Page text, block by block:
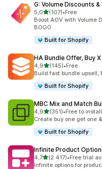
G: Volume Discounts &
5,0de 5 estrelas
(107)
107 total de avaliações
•Free
Boost AOV with Volume
BOGO
Built for Shopify
HA Bundle Offer, Buy X
4,9de 5 estrelas
(145)
145 total de avaliações
•Free
Build fast bundle upsell,
Built for Shopify
MBC Mix and Match
4,9de 5 estrelas
(351)
351 total de avaliações
•Free to install
Create buy one get one
Built for Shopify
Infinite Product
4,7de 5 estrelas
(2.417)
2417 total de avaliações
•Free trial
Infinite options for